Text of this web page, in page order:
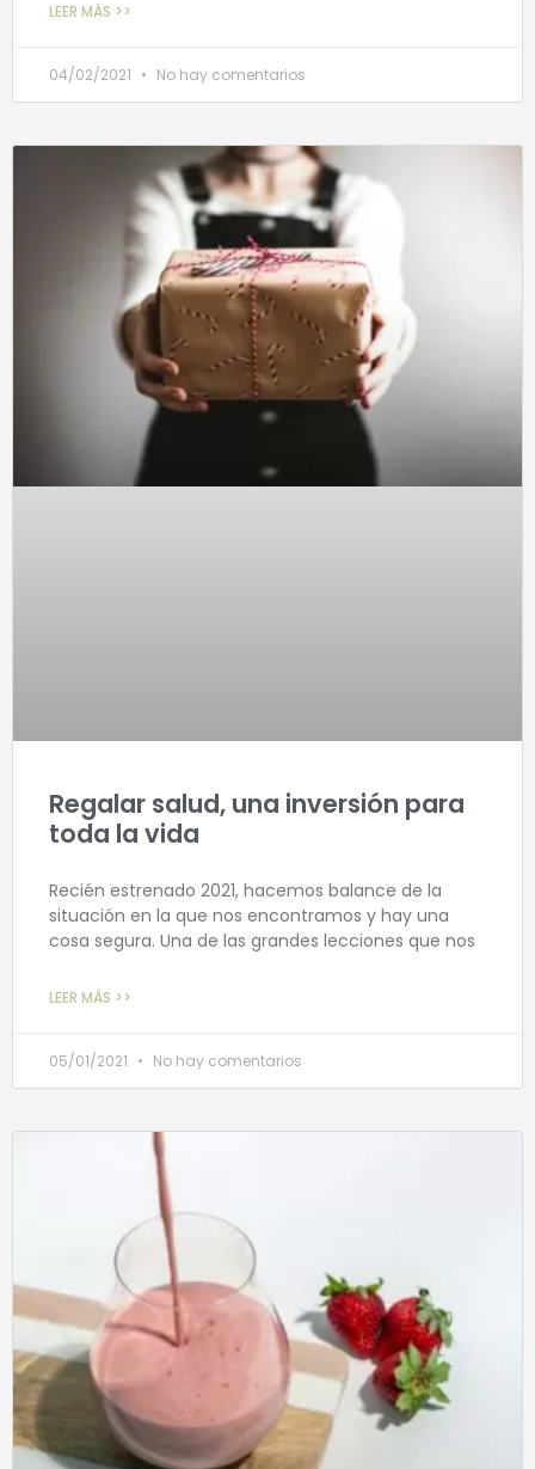
LEER MÁS >>
04/02/2021 No hay comentarios
Regalar salud, una inversión para
toda la vida
Recién estrenado 2021, hacemos balance de la
situación en la que nos encontramos y hay una
cosa segura. Una de las grandes lecciones que nos
LEER MÁS >>
05/01/2021 No hay comentarios